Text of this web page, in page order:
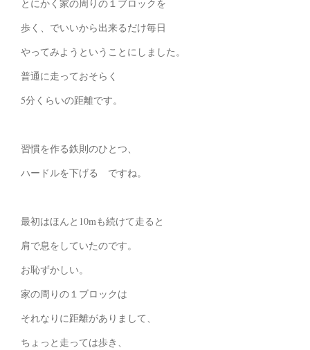
とにかく家の周りの１ブロックを
歩く、でいいから出来るだけ毎日
やってみようということにしました。
普通に走っておそらく
5分くらいの距離です。
習慣を作る鉄則のひとつ、
ハードルを下げる ですね。
最初はほんと10mも続けて走ると
肩で息をしていたのです。
お恥ずかしい。
家の周りの１ブロックは
それなりに距離がありまして、
ちょっと走っては歩き、